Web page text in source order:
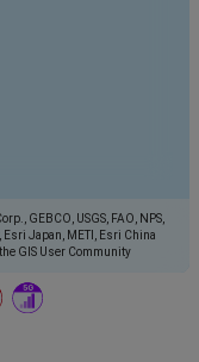
GEBCO, USGS, FAO, NPS,
Esri Japan, METI, Esri China
GIS User Community